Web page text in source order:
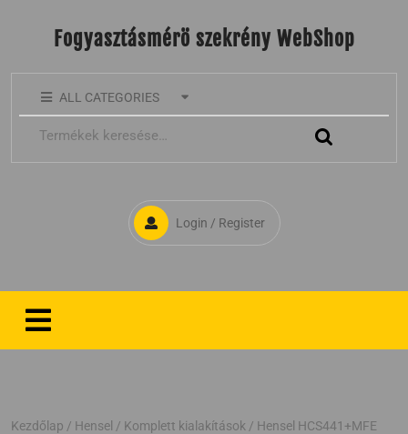
Fogyasztásmérö szekrény WebShop
ALL CATEGORIES
Login / Register
Kezdőlap / Hensel / Komplett kialakítások / Hensel HCS441+MFE